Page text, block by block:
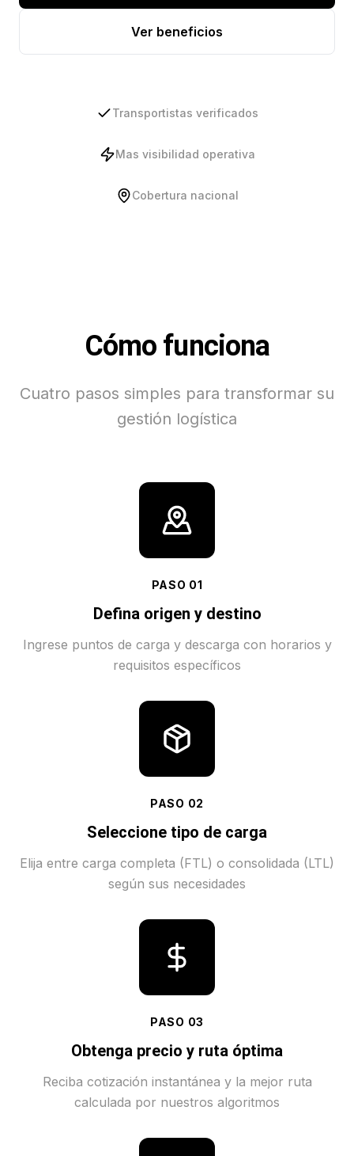
Ver beneficios
Transportistas verificados
Mas visibilidad operativa
Cobertura nacional
Cómo funciona
Cuatro pasos simples para transformar su
gestión logística
PASO 01
Defina origen y destino
Ingrese puntos de carga y descarga con horarios y
requisitos específicos
PASO 02
Seleccione tipo de carga
Elija entre carga completa (FTL) o consolidada (LTL)
según sus necesidades
PASO 03
Obtenga precio y ruta óptima
Reciba cotización instantánea y la mejor ruta
calculada por nuestros algoritmos